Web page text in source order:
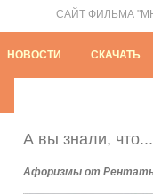
САЙТ ФИЛЬМА
НОВОСТИ СКАЧАТЬ
А вы знали, что...
Афоризмы от